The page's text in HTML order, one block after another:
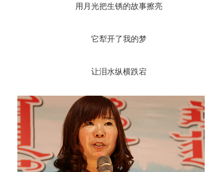
用月光把生锈的故事擦亮
它犁开了我的梦
让泪水纵横跌宕